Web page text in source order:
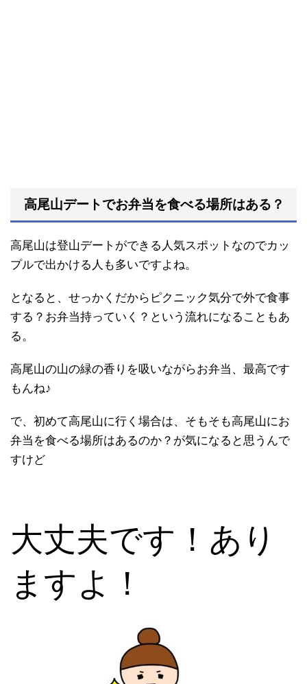
高尾山デートでお弁当を食べる場所はある？
高尾山は登山デートができる人気スポットなのでカッ
プルで出かける人も多いですよね。
となると、せっかくだからピクニック気分で外で食事
する？お弁当持っていく？という流れになることもあ
る。
高尾山の山の緑の香りを吸いながらお弁当、最高です
もんね♪
で、初めて高尾山に行く場合は、そもそも高尾山にお
弁当を食べる場所はあるのか？が気になると思うんで
すけど
大丈夫です！あり
ますよ！